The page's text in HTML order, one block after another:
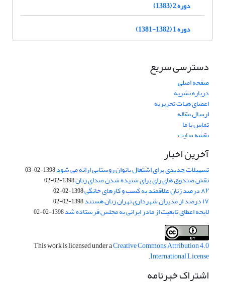
دوره 2 (1383)
دوره 1 (1382-1381)
دسترسی سریع
صفحه اصلی
درباره نشریه
اعضای هیات تحریریه
ارسال مقاله
تماس با ما
نقشه سایت
آخرین اخبار
تسهیلات جدیدی برای اشتغال بانوان روستایی ارائه می شود1398-02-03
نقش صندوق های رای برای شنیده شدن صدای زنان1398-02-02
۸۲ درصد زنان علاقمند به کسب و کارهای خانگی 1398-02-02
۱۷ درصد از مدیران شهرداری تهران زنان هستند 1398-02-02
لایحه اعطای تابعیت از مادر ایرانی به مجلس فرستاده شد1398-02-02
This work is licensed under aCreative Commons Attribution 4.0
International License
.
اشتراک خبرنامه